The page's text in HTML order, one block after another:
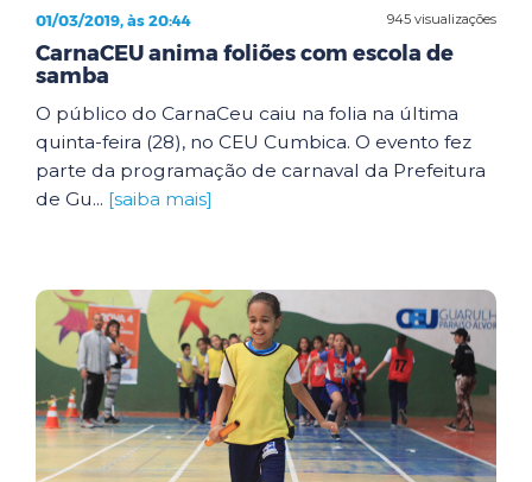
945 visualizações
01/03/2019, às 20:44
CarnaCEU anima foliões com escola de
samba
O público do CarnaCeu caiu na folia na última
quinta-feira (28), no CEU Cumbica. O evento fez
parte da programação de carnaval da Prefeitura
de Gu... [saiba mais]